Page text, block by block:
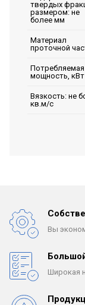
твердых
размером: не
более мм
Материал
проточной
Потребляемая
мощность, кВт
Вязкость: не
кв.м/с
Вы
Широкая